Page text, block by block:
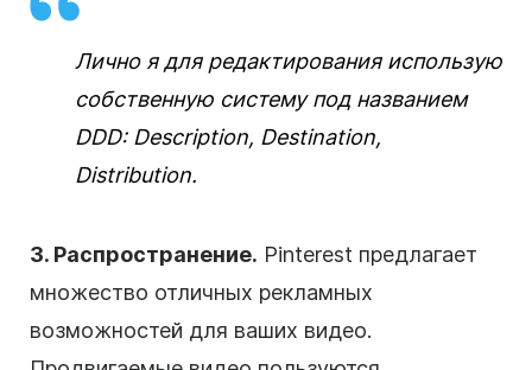
Лично я для редактирования использую
собственную систему под названием
DDD: Description, Destination,
Distribution.
3. Распространение. Pinterest предлагает
множество отличных рекламных
возможностей для ваших видео.